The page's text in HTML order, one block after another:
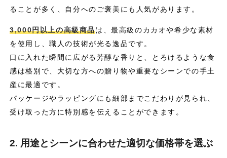
ることが多く、自分へのご褒美にも人気があります。
3,000円以上の高級商品は、最高級のカカオや希少な素材
を使用し、職人の技術が光る逸品です。
口に入れた瞬間に広がる芳醇な香りと、とろけるような食
感は格別で、大切な方への贈り物や重要なシーンでの手土
産に最適です。
パッケージやラッピングにも細部までこだわりが見られ、
受け取った方に特別感を伝えることができます。
2. 用途とシーンに合わせた適切な価格帯を選ぶ